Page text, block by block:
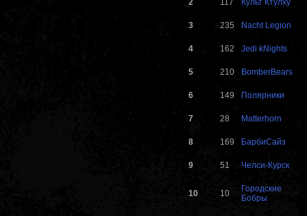
2 117 Культ Ктулху
3 235 Nacht Legion
4 162 Jedi kNights
5 210 BomberBears
6 149 Полярники
7 28 Matterhorn
8 169 БарбиСайз
9 51 Челси-Курск
10 10
Городские
Бобры